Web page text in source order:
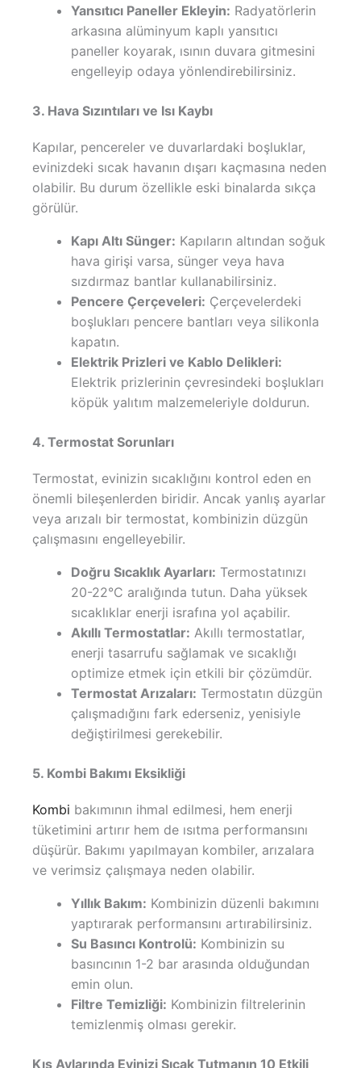
Yansıtıcı Paneller Ekleyin: Radyatörlerin
arkasına alüminyum kaplı yansıtıcı
paneller koyarak, ısının duvara gitmesini
engelleyip odaya yönlendirebilirsiniz.
3. Hava Sızıntıları ve Isı Kaybı
Kapılar, pencereler ve duvarlardaki boşluklar,
evinizdeki sıcak havanın dışarı kaçmasına neden
olabilir. Bu durum özellikle eski binalarda sıkça
görülür.
Kapı Altı Sünger: Kapıların altından soğuk
hava girişi varsa, sünger veya hava
sızdırmaz bantlar kullanabilirsiniz.
Pencere Çerçeveleri: Çerçevelerdeki
boşlukları pencere bantları veya silikonla
kapatın.
Elektrik Prizleri ve Kablo Delikleri:
Elektrik prizlerinin çevresindeki boşlukları
köpük yalıtım malzemeleriyle doldurun.
4. Termostat Sorunları
Termostat, evinizin sıcaklığını kontrol eden en
önemli bileşenlerden biridir. Ancak yanlış ayarlar
veya arızalı bir termostat, kombinizin düzgün
çalışmasını engelleyebilir.
Doğru Sıcaklık Ayarları: Termostatınızı
20-22°C aralığında tutun. Daha yüksek
sıcaklıklar enerji israfına yol açabilir.
Akıllı Termostatlar: Akıllı termostatlar,
enerji tasarrufu sağlamak ve sıcaklığı
optimize etmek için etkili bir çözümdür.
Termostat Arızaları: Termostatın düzgün
çalışmadığını fark ederseniz, yenisiyle
değiştirilmesi gerekebilir.
5. Kombi Bakımı Eksikliği
Kombi bakımının ihmal edilmesi, hem enerji
tüketimini artırır hem de ısıtma performansını
düşürür. Bakımı yapılmayan kombiler, arızalara
ve verimsiz çalışmaya neden olabilir.
Yıllık Bakım: Kombinizin düzenli bakımını
yaptırarak performansını artırabilirsiniz.
Su Basıncı Kontrolü: Kombinizin su
basıncının 1-2 bar arasında olduğundan
emin olun.
Filtre Temizliği: Kombinizin filtrelerinin
temizlenmiş olması gerekir.
Kış Aylarında Evinizi Sıcak Tutmanın 10 Etkili